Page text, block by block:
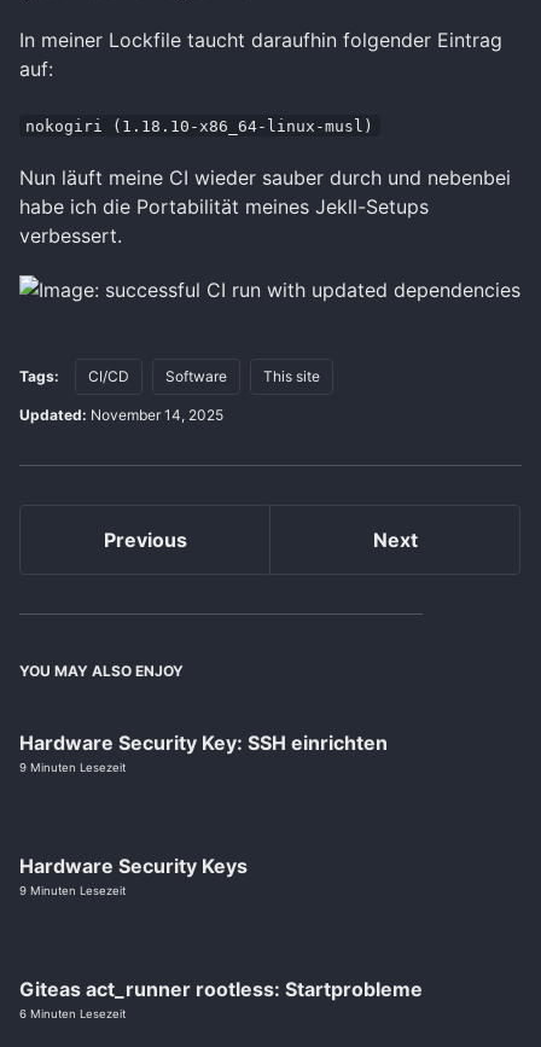
In meiner Lockfile taucht daraufhin folgender Eintrag
auf:
nokogiri (1.18.10-x86_64-linux-musl)
Nun läuft meine CI wieder sauber durch und nebenbei
habe ich die Portabilität meines Jekll-Setups
verbessert.
Tags: CI/CD Software This site
Updated: November 14, 2025
Previous Next
YOU MAY ALSO ENJOY
Hardware Security Key: SSH einrichten
9 Minuten Lesezeit
Hardware Security Keys
9 Minuten Lesezeit
Giteas act_runner rootless: Startprobleme
6 Minuten Lesezeit